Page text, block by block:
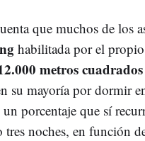
que muchos de los
habilitada por el
metros cuadrados
su mayoría por dormir
porcentaje que sí
tres noches, en función